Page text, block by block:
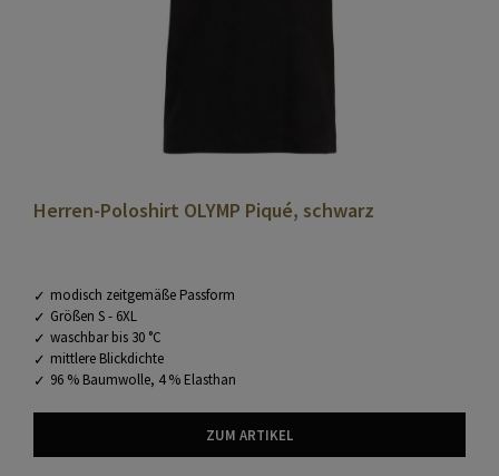
Herren-Poloshirt OLYMP Piqué, schwarz
modisch zeitgemäße Passform
Größen S - 6XL
waschbar bis 30 °C
mittlere Blickdichte
96 % Baumwolle, 4 % Elasthan
ZUM ARTIKEL